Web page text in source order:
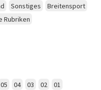
Sonstiges
Breitensport
Rubriken
05 04 03 02 01